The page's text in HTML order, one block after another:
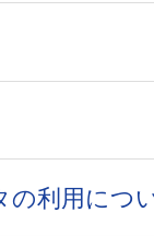
の利用につ